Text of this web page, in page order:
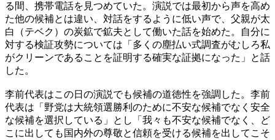
る間、携帯電話を見つめていた。演説では最初から声を高め
た他の候補とは違い、対話をするように低い声で、父親が太
白（テベク）の炭鉱で鉱夫として働いた話を始めた。自分に
対する検証攻勢については「多くの塵払い式調査がむしろ私
がクリーンであることを証明する確実な証拠になった」と話
した。
李前代表はこの日の演説でも候補の道徳性を強調した。李前
代表は「野党は大統領選勝利のために不安な候補でなく安全
な候補を選択している」とし「我々も不安な候補でなく、ど
こに出しても国内外の尊敬と信頼を受ける候補を出してこそ